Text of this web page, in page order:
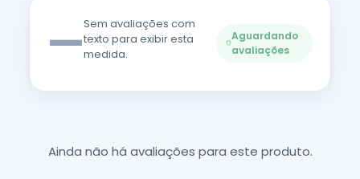
—Sem avaliações com
texto para exibir esta
medida.
Aguardando
avaliações
Ainda não há avaliações para este produto.